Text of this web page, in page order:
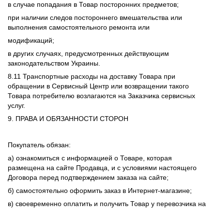
в случае попадания в Товар посторонних предметов;
при наличии следов постороннего вмешательства или
выполнения самостоятельного ремонта или
модификаций;
в других случаях, предусмотренных действующим
законодательством Украины.
8.11 Транспортные расходы на доставку Товара при
обращении в Сервисный Центр или возвращении такого
Товара потребителю возлагаются на Заказчика сервисных
услуг.
9. ПРАВА И ОБЯЗАННОСТИ СТОРОН
Покупатель обязан:
а) ознакомиться с информацией о Товаре, которая
размещена на сайте Продавца, и с условиями настоящего
Договора перед подтверждением заказа на сайте;
б) самостоятельно оформить заказ в Интернет-магазине;
в) своевременно оплатить и получить Товар у перевозчика на